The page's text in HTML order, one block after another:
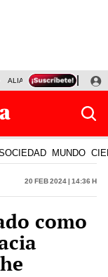
ALIANZA LIMA VS SPORT
MUNDO
20 Feb 2024 | 14:36 h
como